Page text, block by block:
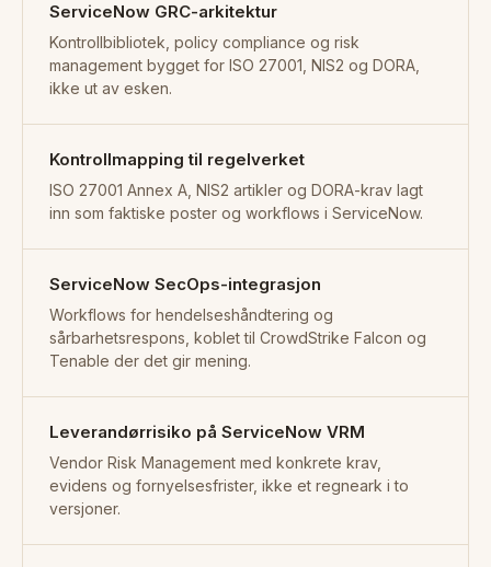
ServiceNow GRC-arkitektur
Kontrollbibliotek, policy compliance og risk
management bygget for ISO 27001, NIS2 og DORA,
ikke ut av esken.
Kontrollmapping til regelverket
ISO 27001 Annex A, NIS2 artikler og DORA-krav lagt
inn som faktiske poster og workflows i ServiceNow.
ServiceNow SecOps-integrasjon
Workflows for hendelseshåndtering og
sårbarhetsrespons, koblet til CrowdStrike Falcon og
Tenable der det gir mening.
Leverandørrisiko på ServiceNow VRM
Vendor Risk Management med konkrete krav,
evidens og fornyelsesfrister, ikke et regneark i to
versjoner.